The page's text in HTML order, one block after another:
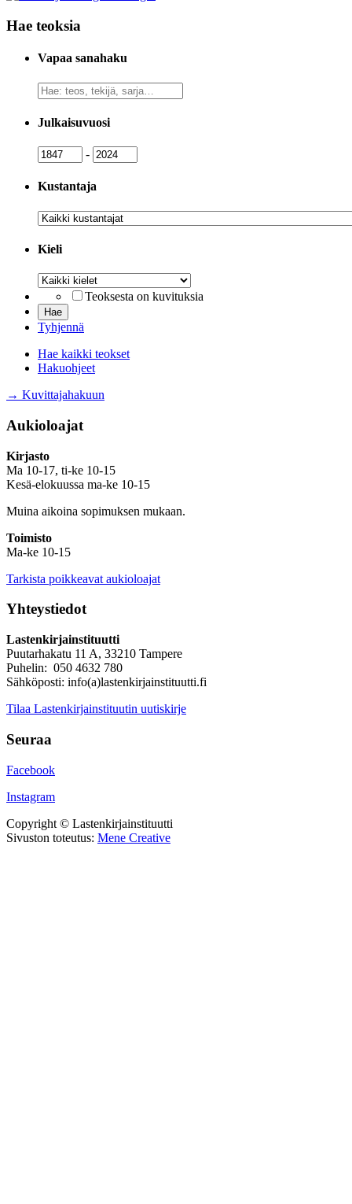
Hae teoksia
Vapaa sanahaku
Vapaa
sanahaku
Julkaisuvuosi
Julkaisuvuosi
- Julkaisuvuosi
Kustantaja
Kustantaja
Kieli
Kieli
Teoksesta on kuvituksia
Tyhjennä
Hae kaikki teokset
Hakuohjeet
→ Kuvittajahakuun
Aukioloajat
Kirjasto
Ma 10-17, ti-ke 10-15
Kesä-elokuussa ma-ke 10-15
Muina aikoina sopimuksen mukaan.
Toimisto
Ma-ke 10-15
Tarkista poikkeavat aukioloajat
Yhteystiedot
Lastenkirjainstituutti
Puutarhakatu 11 A, 33210 Tampere
Puhelin: 050 4632 780
Sähköposti: info(a)lastenkirjainstituutti.fi
Tilaa Lastenkirjainstituutin uutiskirje
Seuraa
Facebook
Instagram
Copyright © Lastenkirjainstituutti
Sivuston toteutus: Mene Creative